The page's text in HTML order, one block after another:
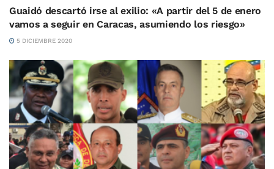
Guaidó descartó irse al exilio: «A partir del 5 de enero
vamos a seguir en Caracas, asumiendo los riesgo»
5 DICIEMBRE 2020